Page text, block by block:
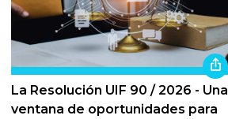
La Resolución UIF 90 / 2026 - Una
ventana de oportunidades para